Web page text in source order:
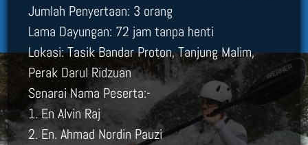
Jumlah Penyertaan: 3 orang
Lama Dayungan: 72 jam tanpa henti
Lokasi: Tasik Bandar Proton, Tanjung Malim,
Perak Darul Ridzuan
Senarai Nama Peserta:-
1. En Alvin Raj
2. En. Ahmad Nordin Pauzi